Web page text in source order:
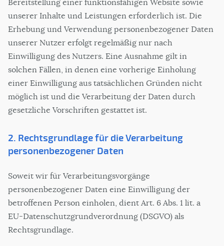
Bereitstellung einer funktionsfähigen Website sowie
unserer Inhalte und Leistungen erforderlich ist. Die
Erhebung und Verwendung personenbezogener Daten
unserer Nutzer erfolgt regelmäßig nur nach
Einwilligung des Nutzers. Eine Ausnahme gilt in
solchen Fällen, in denen eine vorherige Einholung
einer Einwilligung aus tatsächlichen Gründen nicht
möglich ist und die Verarbeitung der Daten durch
gesetzliche Vorschriften gestattet ist.
2. Rechtsgrundlage für die Verarbeitung
personenbezogener Daten
Soweit wir für Verarbeitungsvorgänge
personenbezogener Daten eine Einwilligung der
betroffenen Person einholen, dient Art. 6 Abs. 1 lit. a
EU-Datenschutzgrundverordnung (DSGVO) als
Rechtsgrundlage.